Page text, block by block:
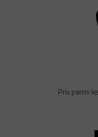
Prix parmi